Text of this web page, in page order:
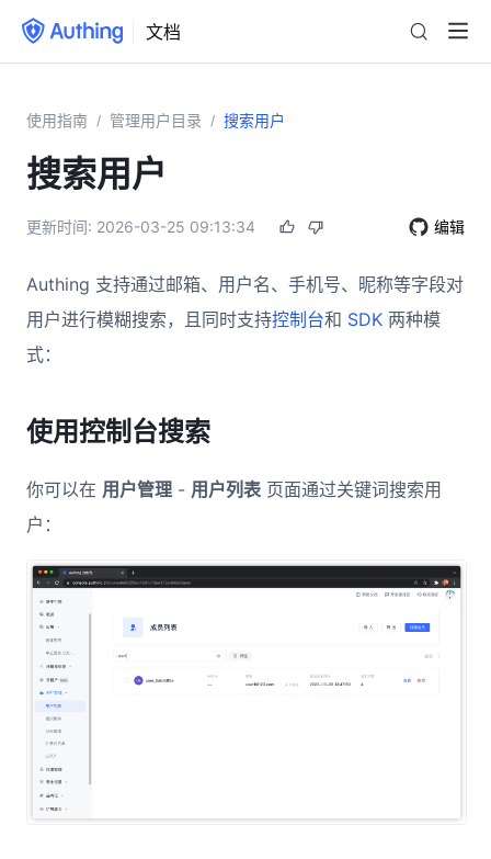
文档
使用指南 / 管理用户目录 / 搜索用户
搜索用户
更新时间: 2026-03-25 09:13:34 编辑
Authing 支持通过邮箱、用户名、手机号、昵称等字段对
用户进行模糊搜索，且同时支持控制台和 SDK 两种模
式：
使用控制台搜索
你可以在 用户管理 - 用户列表 页面通过关键词搜索用
户：